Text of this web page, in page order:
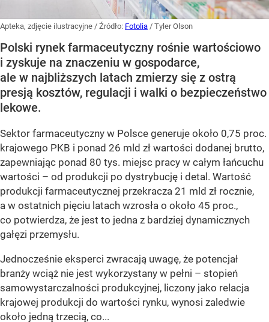
Apteka, zdjęcie ilustracyjne / Źródło: Fotolia / Tyler Olson
Polski rynek farmaceutyczny rośnie wartościowo
i zyskuje na znaczeniu w gospodarce,
ale w najbliższych latach zmierzy się z ostrą
presją kosztów, regulacji i walki o bezpieczeństwo
lekowe.
Sektor farmaceutyczny w Polsce generuje około 0,75 proc.
krajowego PKB i ponad 26 mld zł wartości dodanej brutto,
zapewniając ponad 80 tys. miejsc pracy w całym łańcuchu
wartości – od produkcji po dystrybucję i detal. Wartość
produkcji farmaceutycznej przekracza 21 mld zł rocznie,
a w ostatnich pięciu latach wzrosła o około 45 proc.,
co potwierdza, że jest to jedna z bardziej dynamicznych
gałęzi przemysłu.
Jednocześnie eksperci zwracają uwagę, że potencjał
branży wciąż nie jest wykorzystany w pełni – stopień
samowystarczalności produkcyjnej, liczony jako relacja
krajowej produkcji do wartości rynku, wynosi zaledwie
około jedną trzecią, co...